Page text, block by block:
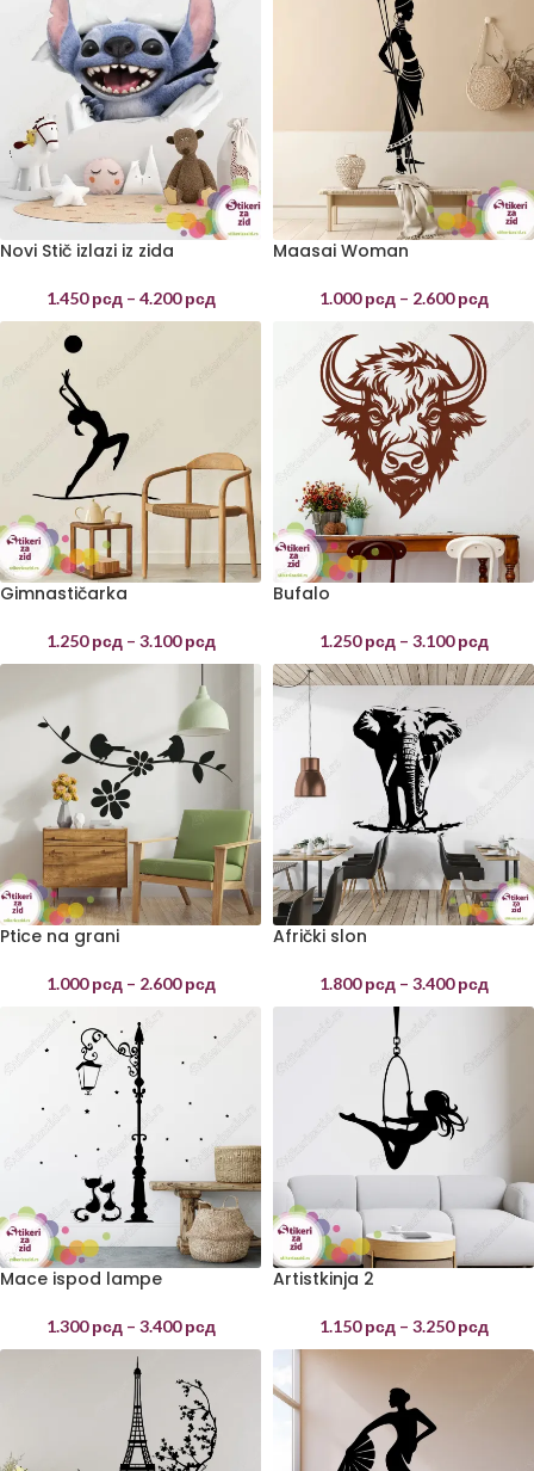
Novi Stič izlazi iz zida
1.450рсд – 4.200рсд
Maasai Woman
1.000рсд – 2.600рсд
Gimnastičarka
1.250рсд – 3.100рсд
Bufalo
1.250рсд – 3.100рсд
Ptice na grani
1.000рсд – 2.600рсд
Afrički slon
1.800рсд – 3.400рсд
Mace ispod lampe
1.300рсд – 3.400рсд
Artistkinja 2
1.150рсд – 3.250рсд